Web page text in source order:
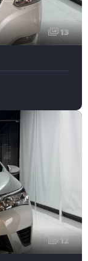
13
12